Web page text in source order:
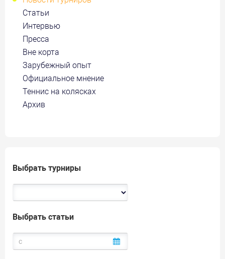
Статьи
Интервью
Пресса
Вне корта
Зарубежный опыт
Официальное мнение
Теннис на колясках
Архив
Выбрать турниры
Выбрать статьи